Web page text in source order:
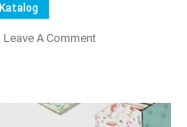
Katalog
Leave A CommentOn
START